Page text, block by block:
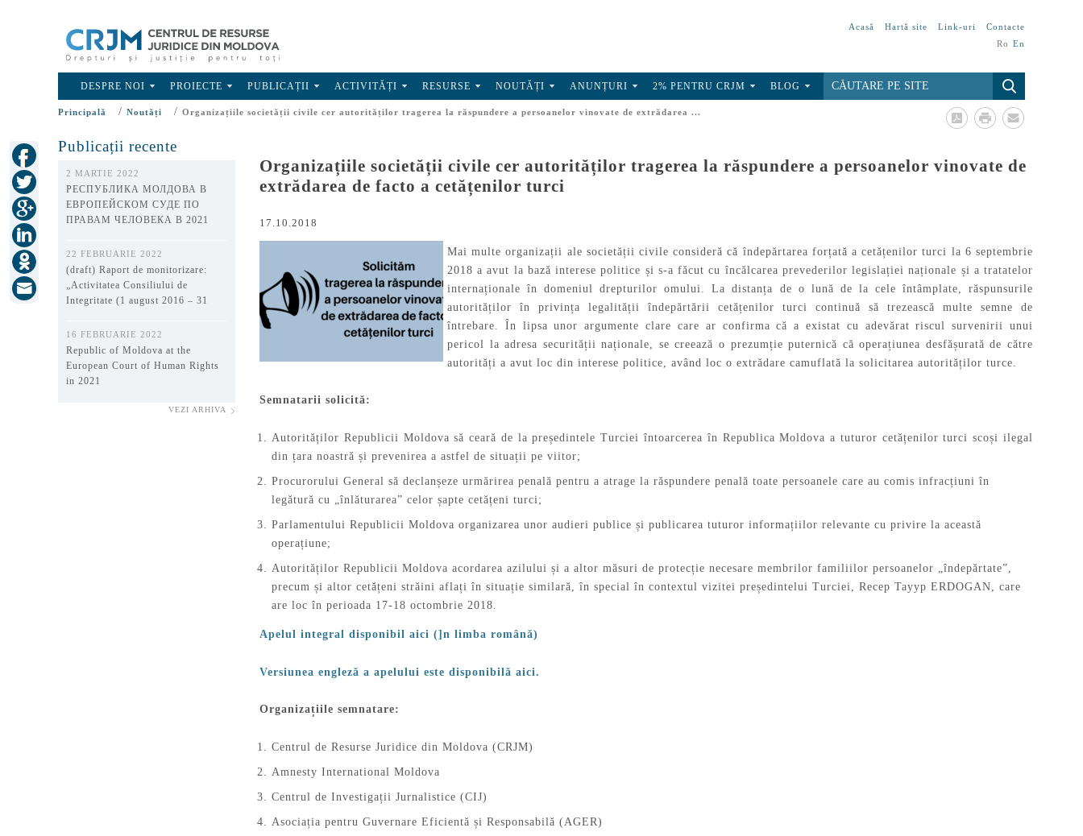
Acasă Hartă site Link-uri
Contacte
Ro En
DESPRE NOI PROIECTE PUBLICAȚII ACTIVITĂȚI RESURSE NOUTĂȚI ANUNȚURI 2% PENTRU CRJM BLOG
Principală / Noutăți / Organizațiile societății civile cer autorităților tragerea la răspundere a persoanelor vinovate de extrădarea ...
Publicații recente
2 MARTIE 2022
РЕСПУБЛИКА МОЛДОВА В
ЕВРОПЕЙСКОМ СУДЕ ПО
ПРАВАМ ЧЕЛОВЕКА В 2021
22 FEBRUARIE 2022
(draft) Raport de monitorizare:
„Activitatea Consiliului de
Integritate (1 august 2016 – 31
16 FEBRUARIE 2022
Republic of Moldova at the
European Court of Human Rights
in 2021
VEZI ARHIVA
Organizațiile societății civile cer autorităților tragerea la răspundere a persoanelor vinovate de
extrădarea de facto a cetățenilor turci
17.10.2018
Mai multe organizații ale societății civile consideră că îndepărtarea forțată a cetățenilor turci la 6 septembrie
2018 a avut la bază interese politice și s-a făcut cu încălcarea prevederilor legislației naționale și a tratatelor
internaționale în domeniul drepturilor omului. La distanța de o lună de la cele întâmplate, răspunsurile
autorităților în privința legalității îndepărtării cetățenilor turci continuă să trezească multe semne de
întrebare. În lipsa unor argumente clare care ar confirma că a existat cu adevărat riscul survenirii unui
pericol la adresa securității naționale, se creează o prezumție puternică că operațiunea desfășurată de către
autorități a avut loc din interese politice, având loc o extrădare camuflată la solicitarea autorităților turce.
Semnatarii solicită:
Autorităților Republicii Moldova să ceară de la președintele Turciei întoarcerea în Republica Moldova a tuturor cetățenilor turci scoși ilegal
din țara noastră și prevenirea a astfel de situații pe viitor;
Procurorului General să declanșeze urmărirea penală pentru a atrage la răspundere penală toate persoanele care au comis infracțiuni în
legătură cu „înlăturarea” celor șapte cetățeni turci;
Parlamentului Republicii Moldova organizarea unor audieri publice și publicarea tuturor informațiilor relevante cu privire la această
operațiune;
Autorităților Republicii Moldova acordarea azilului și a altor măsuri de protecție necesare membrilor familiilor persoanelor „îndepărtate”,
precum și altor cetățeni străini aflați în situație similară, în special în contextul vizitei președintelui Turciei, Recep Tayyp ERDOGAN, care
are loc în perioada 17-18 octombrie 2018.
Apelul integral disponibil aici (]n limba română)
Versiunea engleză a apelului este disponibilă aici.
Organizațiile semnatare:
Centrul de Resurse Juridice din Moldova (CRJM)
Amnesty International Moldova
Centrul de Investigații Jurnalistice (CIJ)
Asociația pentru Guvernare Eficientă și Responsabilă (AGER)